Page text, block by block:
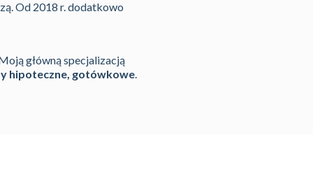
Od 2018 r. dodatkowo
główną specjalizacją
hipoteczne, gotówkowe.